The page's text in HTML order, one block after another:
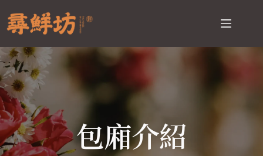
包廂介紹